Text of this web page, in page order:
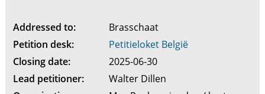
Addressed to:
Brasschaat
Petition desk:
Petitieloket België
Closing date:
2025-06-30
Lead petitioner:
Walter Dillen